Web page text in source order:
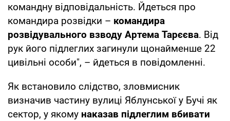
командну відповідальність. Йдеться про
командира розвідки – командира
розвідувального взводу Артема Тарєєва. Від
рук його підлеглих загинули щонайменше 22
цивільні особи", – йдеться в повідомленні.
Як встановило слідство, зловмисник
визначив частину вулиці Яблунської у Бучі як
сектор, у якому наказав підлеглим вбивати